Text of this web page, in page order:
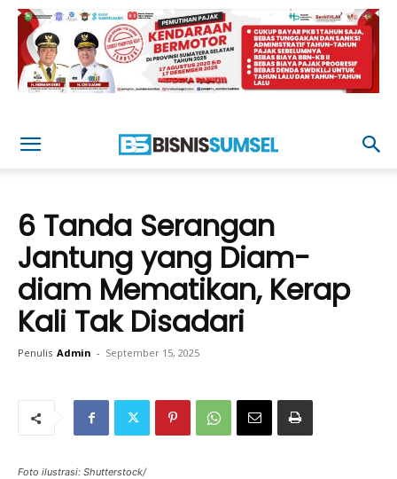
6 Tanda Serangan
Jantung yang Diam-
diam Mematikan, Kerap
Kali Tak Disadari
Penulis Admin - September 15, 2025
Foto ilustrasi: Shutterstock/